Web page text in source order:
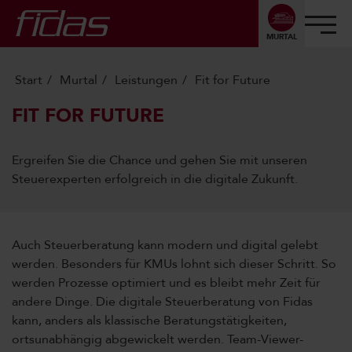
MURTAL
FIT FOR FUTURE
Start Murtal Leistungen Fit for Future
Ergreifen Sie die Chance und gehen Sie mit unseren
Steuerexperten erfolgreich in die digitale Zukunft.
Auch Steuerberatung kann modern und digital gelebt
werden. Besonders für KMUs lohnt sich dieser Schritt. So
werden Prozesse optimiert und es bleibt mehr Zeit für
andere Dinge. Die digitale Steuerberatung von Fidas
kann, anders als klassische Beratungstätigkeiten,
ortsunabhängig abgewickelt werden. Team-Viewer-